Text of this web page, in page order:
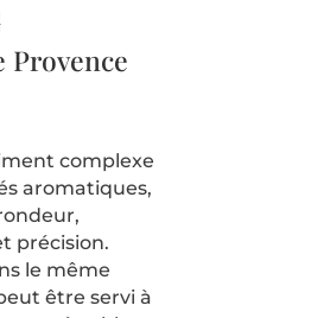
Provence
complexe
aromatiques,
précision.
le même
être servi à